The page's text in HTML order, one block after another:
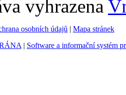
vyhrazena
osobních údajů | Mapa stránek
| Software a informační systém